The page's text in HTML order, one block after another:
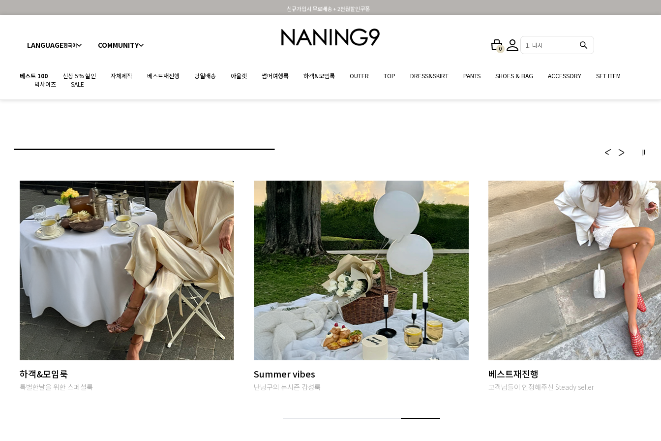
신규가입시 무료배송 + 2천원할인쿠폰
LANGUAGE한국어 COMMUNITY 0 2. 원피스
베스트 100 신상 5% 할인 자체제작 베스트재진행 당일배송 아울렛 썸머여행룩 하객&모임룩 OUTER TOP DRESS&SKIRT PANTS SHOES & BAG ACCESSORY
SET ITEM
빅사이즈
SALE
난닝구 라이브방송
단골맺고 득템하세요
썸머여행룩
편안하면서 특별한 휴양지룩
당일발송
오후 2시까지 입금완료시 당일출고